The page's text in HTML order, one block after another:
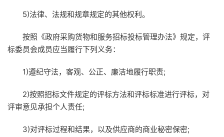
5)法律、法规和规章规定的其他权利。
按照《政府采购货物和服务招标投标管理办法》规定，评
标委员会成员应当履行下列义务：
1)遵纪守法，客观、公正、廉洁地履行职责;
2)按照招标文件规定的评标方法和评标标准进行评标，对
评审意见承担个人责任;
3)对评标过程和结果，以及供应商的商业秘密保密;